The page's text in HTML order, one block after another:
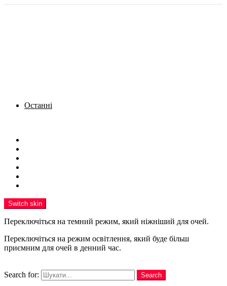
Останні
Switch skin
Переключіться на темний режим, який ніжніший для очей.
Переключіться на режим освітлення, який буде більш
приємним для очей в денний час.
Search for:
Search